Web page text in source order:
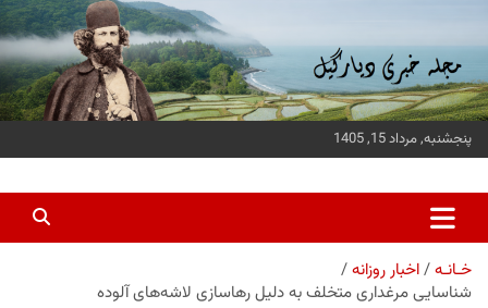
بروید
پنجشنبه, مرداد 15, 1405
پایگاه خبری دیارگیل
جدیدترین اخبار استان گیلان
خـانـه
اخبار روزانه
شناسایی مرغداری متخلف به دلیل رهاسازی لاشه‌های آلوده